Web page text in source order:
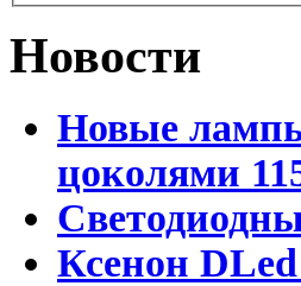
Новости
Новые
цоколями
Ксенон